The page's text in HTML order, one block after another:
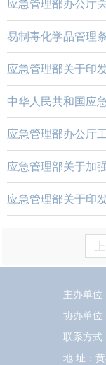
易制毒化学品管理
应急管理部关于加
主办单位
协办单位
联系方式
地 址：